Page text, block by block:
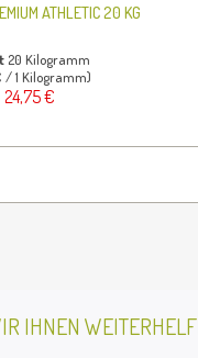
ATHLETIC 20 KG
20 Kilogramm
/ 1 Kilogramm)
24,75 €
IHNEN